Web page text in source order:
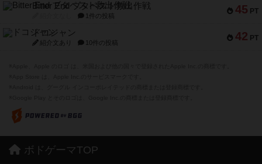
45 PT
Bitter End ブタペスト救出作戦
1件の投稿
42 PT
ドコジャン
紹介文あり 10件の投稿
ボドゲーマTOP